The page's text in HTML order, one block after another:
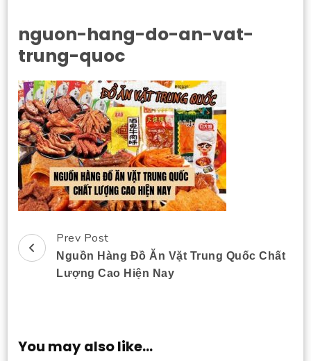
nguon-hang-do-an-vat-
trung-quoc
Post
Navigation
Prev Post
Nguồn Hàng Đồ Ăn Vặt Trung Quốc Chất
Lượng Cao Hiện Nay
You may also like...